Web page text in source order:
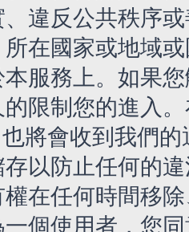
違反公共秩序
在國家或地域
本服務上。如果
限制您的進入
將會收到我們
以防止任何的
在任何時間移
一個使用者，您